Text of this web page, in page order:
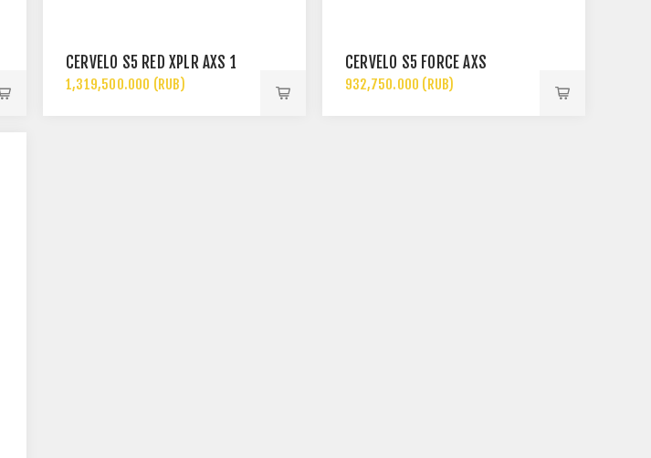
CERVÉLO S5 RED XPLR AXS 1
1,319,500.000 (RUB)
CERVÉLO S5 FORCE AXS
932,750.000 (RUB)